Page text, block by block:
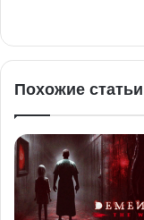
Похожие статьи